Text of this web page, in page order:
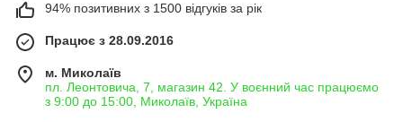
94% позитивних з 1500 відгуків за рік
Працює з 28.09.2016
м. Миколаїв
пл. Леонтовича, 7, магазин 42. У воєнний час працюємо
з 9:00 до 15:00, Миколаїв, Україна